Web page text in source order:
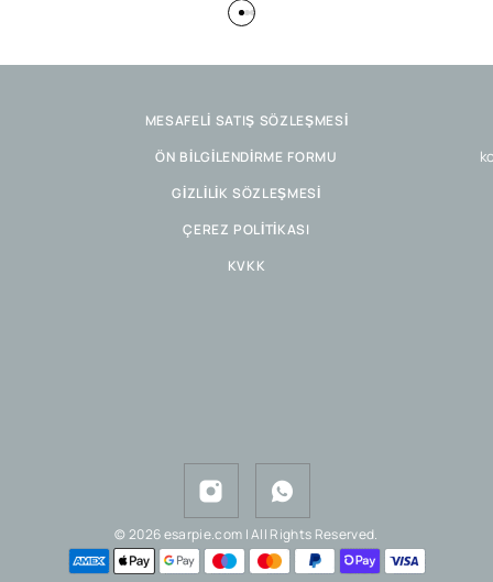
MESAFELİ SATIŞ SÖZLEŞMESİ
ÖN BİLGİLENDİRME FORMU
GİZLİLİK SÖZLEŞMESİ
ÇEREZ POLİTİKASI
KVKK
© 2026 esarpie.com | All Rights Reserved.